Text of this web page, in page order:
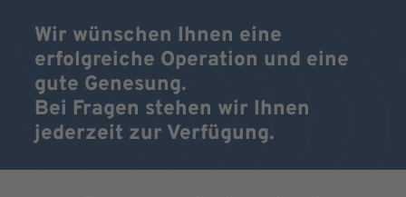
Wir wünschen Ihnen eine
erfolgreiche Operation und eine
gute Genesung.
Bei Fragen stehen wir Ihnen
jederzeit zur Verfügung.